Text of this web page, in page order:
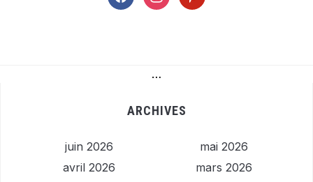
…
ARCHIVES
juin 2026
mai 2026
avril 2026
mars 2026